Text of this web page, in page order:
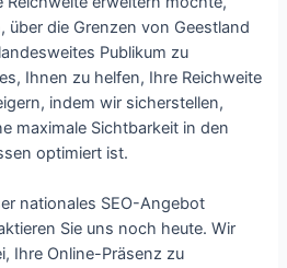
über die Grenzen von Geestland
Publikum zu
Ihnen zu helfen, Ihre Reichweite
indem wir sicherstellen,
maximale Sichtbarkeit in den
optimiert ist.
nationales SEO-Angebot
Sie uns noch heute. Wir
Ihre Online-Präsenz zu